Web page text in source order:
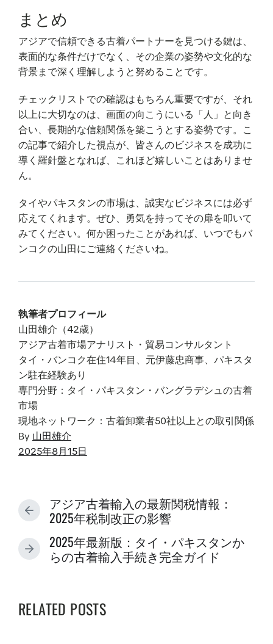
まとめ
アジアで信頼できる古着パートナーを見つける鍵は、
表面的な条件だけでなく、その企業の姿勢や文化的な
背景まで深く理解しようと努めることです。
チェックリストでの確認はもちろん重要ですが、それ
以上に大切なのは、画面の向こうにいる「人」と向き
合い、長期的な信頼関係を築こうとする姿勢です。こ
の記事で紹介した視点が、皆さんのビジネスを成功に
導く羅針盤となれば、これほど嬉しいことはありませ
ん。
タイやパキスタンの市場は、誠実なビジネスには必ず
応えてくれます。ぜひ、勇気を持ってその扉を叩いて
みてください。何か困ったことがあれば、いつでもバ
ンコクの山田にご連絡くださいね。
執筆者プロフィール
山田雄介（42歳）
アジア古着市場アナリスト・貿易コンサルタント
タイ・バンコク在住14年目、元伊藤忠商事、パキスタ
ン駐在経験あり
専門分野：タイ・パキスタン・バングラデシュの古着
市場
現地ネットワーク：古着卸業者50社以上との取引関係
By 山田雄介
P
d
t
e
2025年8月15日
P
E
V
U
S
アジア古着輸入の最新関税情報：
2025年税制改正の影響
N
T
P
2025年最新版：タイ・パキスタンか
らの古着輸入手続き完全ガイド
RELATED POSTS